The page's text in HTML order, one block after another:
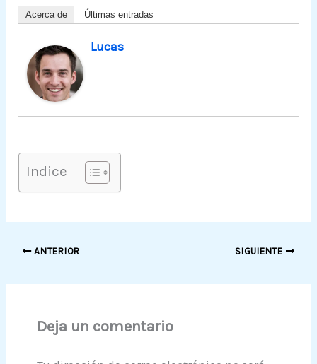
Acerca de Últimas entradas
Lucas
Indice
ANTERIOR SIGUIENTE
Deja un comentario